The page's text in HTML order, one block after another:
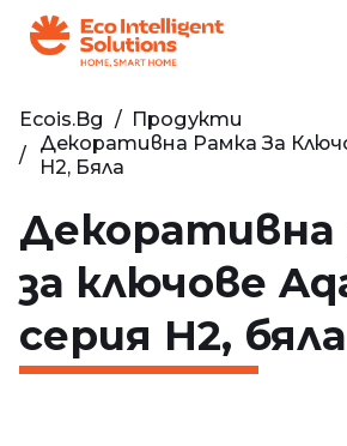
Ecois.bg / Продукти
Декоративна Рамка За
H2, Бяла
Декоративна
за ключове
серия H2, бяла